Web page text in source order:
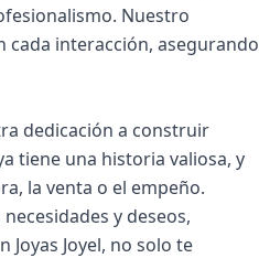
Nuestro
cada interacción, asegurando
dedicación a construir
tiene una historia valiosa, y
la venta o el empeño.
y deseos,
Joyel, no solo te